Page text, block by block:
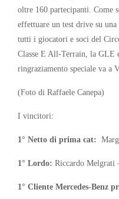
oltre 160 partecipanti. Come
effettuare un test drive su
tutti i giocatori e soci del
Classe E All-Terrain, la GLE
ringraziamento speciale va a
(Foto di Raffaele Canepa)
I vincitori:
1° Netto di prima cat:
1° Lordo: Riccardo Melgrati
1° Cliente Mercedes-Benz